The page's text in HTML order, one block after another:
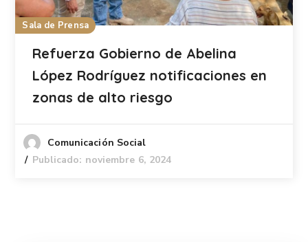
Sala de Prensa
Refuerza Gobierno de Abelina
López Rodríguez notificaciones en
zonas de alto riesgo
Comunicación Social
Publicado: noviembre 6, 2024